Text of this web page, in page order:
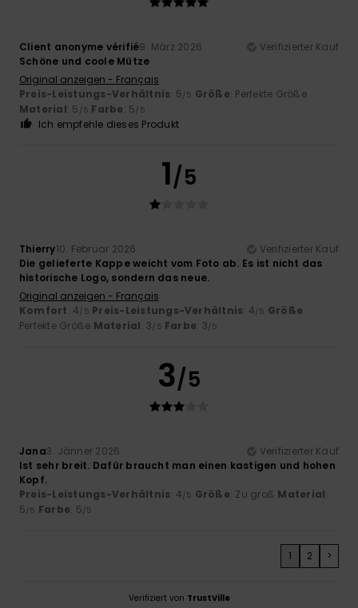
Client anonyme vérifié9. März 2026
Verifizierter Kauf
Schöne und coole Mütze
Original anzeigen - Français
Preis-Leistungs-Verhältnis: 5/5 Größe: Perfekte Größe
Material: 5 /5 Farbe: 5/5
Ich empfehle dieses Produkt
1/5
Thierry10. Februar 2026
Verifizierter Kauf
Die gelieferte Kappe weicht vom Foto ab. Es ist nicht das
historische Logo, sondern das neue.
Original anzeigen - Français
Komfort: 4/5 Preis-Leistungs-Verhältnis: 4/5 Größe:
Perfekte Größe Material: 3/5 Farbe: 3/5
3/5
Jana3. Jänner 2026
Verifizierter Kauf
Ist sehr breit. Dafür braucht man einen kastigen und hohen
Kopf.
Preis-Leistungs-Verhältnis: 4/5 Größe: Zu groß Material:
5/5 Farbe: 5/5
1 2 >
Verifiziert von TrustVille